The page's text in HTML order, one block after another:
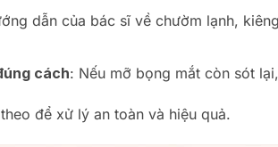
dẫn của bác sĩ về chườm lạnh,
cách: Nếu mỡ bọng mắt còn sót
để xử lý an toàn và hiệu quả.